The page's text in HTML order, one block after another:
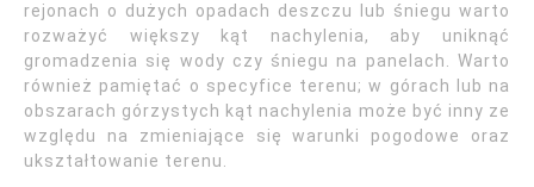
rejonach o dużych opadach deszczu lub śniegu warto
rozważyć większy kąt nachylenia, aby uniknąć
gromadzenia się wody czy śniegu na panelach. Warto
również pamiętać o specyfice terenu; w górach lub na
obszarach górzystych kąt nachylenia może być inny ze
względu na zmieniające się warunki pogodowe oraz
ukształtowanie terenu.